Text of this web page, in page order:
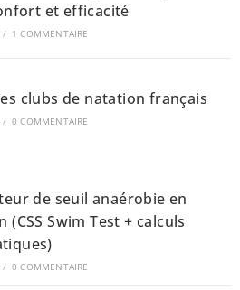
et efficacité
/ 1 COMMENTAIRE
clubs de natation français
/ 0 COMMENTAIRE
de seuil anaérobie en
(CSS Swim Test + calculs
/ 0 COMMENTAIRE